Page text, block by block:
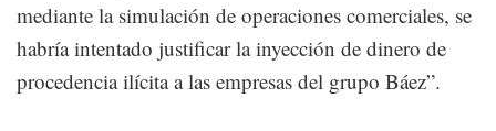
mediante la simulación de operaciones comerciales, se
habría intentado justificar la inyección de dinero de
procedencia ilícita a las empresas del grupo Báez”.